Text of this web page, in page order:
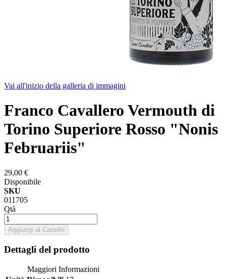
Vai all'inizio della galleria di immagini
Franco Cavallero Vermouth di
Torino Superiore Rosso "Nonis
Februariis"
29,00 €
Disponibile
SKU
011705
Qtà
Aggiungi al Carrello
Dettagli del prodotto
Maggiori Informazioni